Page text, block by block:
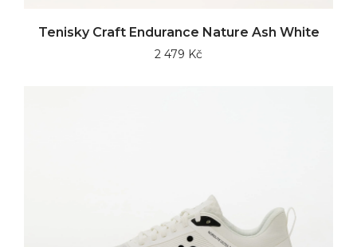
Tenisky Craft Endurance Nature Ash White
2 479 Kč